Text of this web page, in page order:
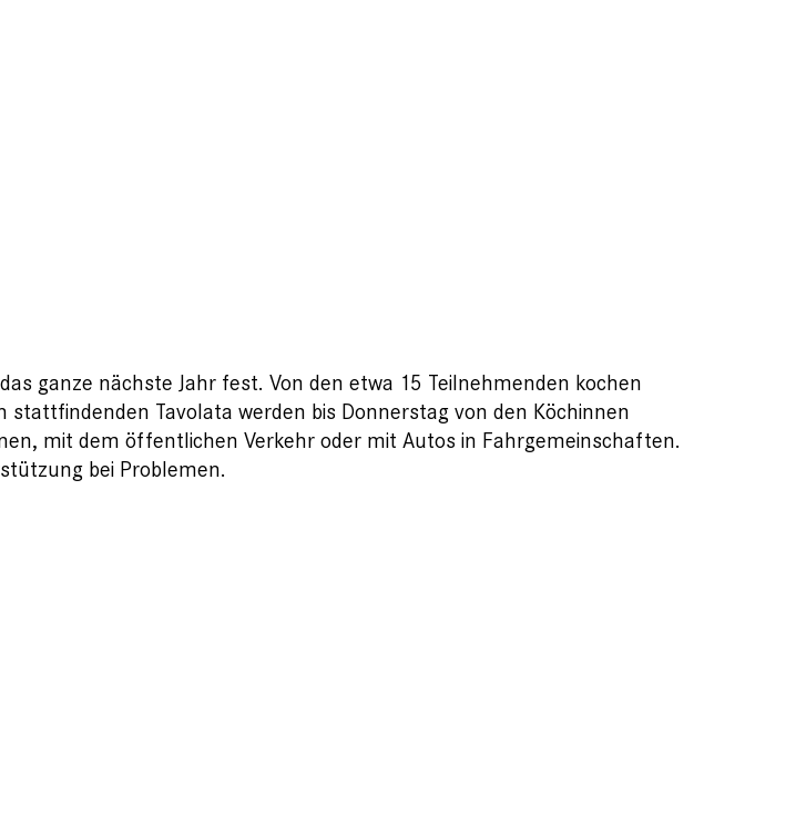
ganze nächste Jahr fest. Von den etwa 15 Teilnehmenden kochen
Tavolata werden bis Donnerstag von den Köchinnen
mit dem öffentlichen Verkehr oder mit Autos in Fahrgemeinschaften.
bei Problemen.